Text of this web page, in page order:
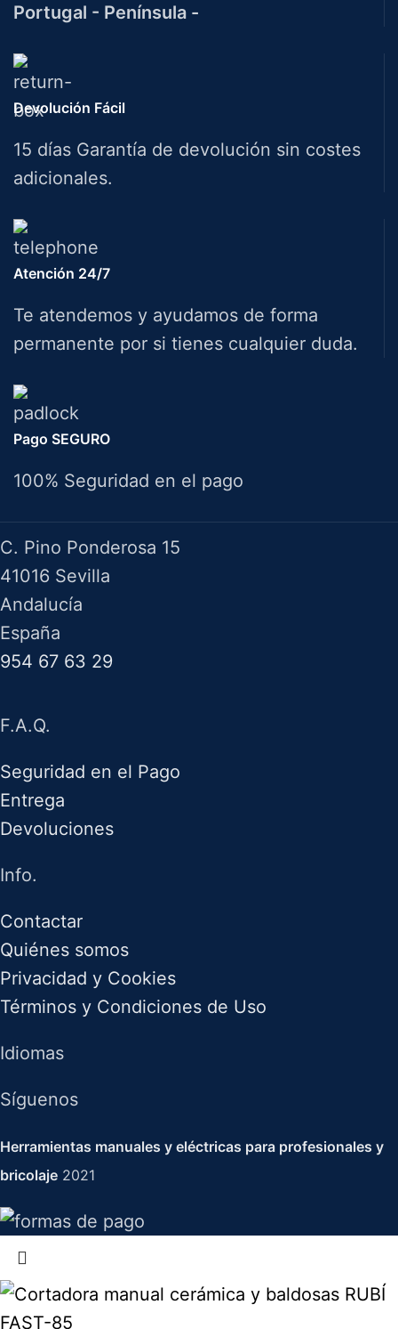
Portugal - Península -
Devolución Fácil
15 días Garantía de devolución sin costes
adicionales.
Atención 24/7
Te atendemos y ayudamos de forma
permanente por si tienes cualquier duda.
Pago SEGURO
100% Seguridad en el pago
C. Pino Ponderosa 15
41016 Sevilla
Andalucía
España
954 67 63 29
F.A.Q.
Seguridad en el Pago
Entrega
Devoluciones
Info.
Contactar
Quiénes somos
Privacidad y Cookies
Términos y Condiciones de Uso
Idiomas
Síguenos
Herramientas manuales y eléctricas para profesionales y
bricolaje 2021